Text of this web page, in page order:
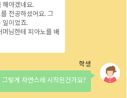
해야겠네요.
전공하셨어요. 그
일이었죠.
머님한테 피아노를 배
그렇게 자연스레 시작된건가요?